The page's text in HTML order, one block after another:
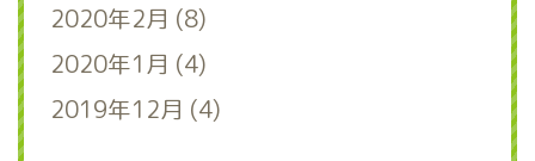
2020年2月 (8)
2020年1月 (4)
2019年12月 (4)